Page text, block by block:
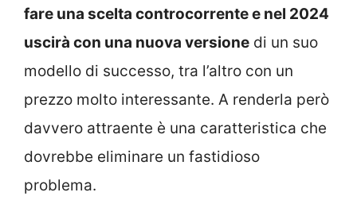
fare una scelta controcorrente e nel 2024
uscirà con una nuova versione di un suo
modello di successo, tra l’altro con un
prezzo molto interessante. A renderla però
davvero attraente è una caratteristica che
dovrebbe eliminare un fastidioso
problema.